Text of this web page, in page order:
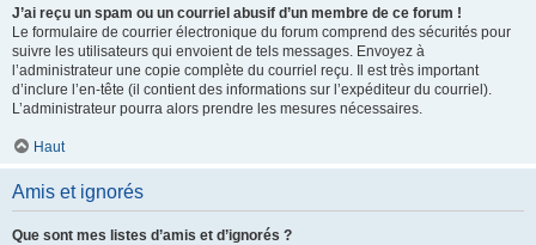
J’ai reçu un spam ou un courriel abusif d’un membre de ce forum !
Le formulaire de courrier électronique du forum comprend des sécurités pour
suivre les utilisateurs qui envoient de tels messages. Envoyez à
l’administrateur une copie complète du courriel reçu. Il est très important
d’inclure l’en-tête (il contient des informations sur l’expéditeur du courriel).
L’administrateur pourra alors prendre les mesures nécessaires.
Haut
Amis et ignorés
Que sont mes listes d’amis et d’ignorés ?